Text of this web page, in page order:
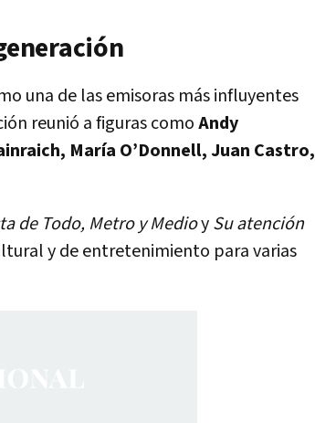
una de las emisoras más influyentes
reunió a figuras comoAndy
María O’Donnell, Juan Castro,
de Todo, Metro y MedioySu atención
y de entretenimiento para varias